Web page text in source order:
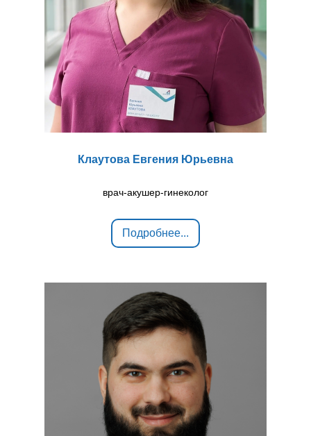
Клаутова Евгения Юрьевна
врач-акушер-гинеколог
Подробнее...